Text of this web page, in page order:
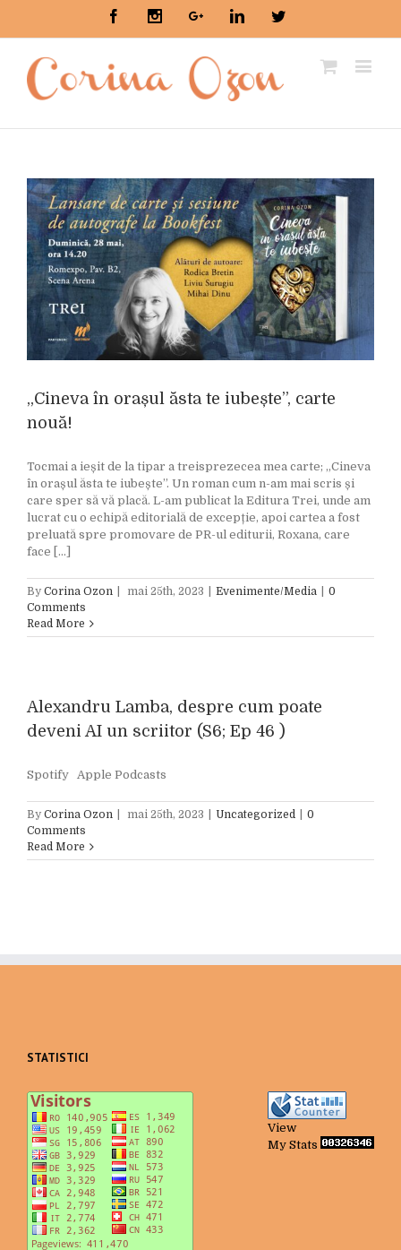
FacebookInstagramGoogle+LinkedinTwitter
„Cineva în orașul ăsta te iubește”, carte
nouă!
Tocmai a ieșit de la tipar a treisprezecea mea carte; „Cineva
în orașul ăsta te iubește”. Un roman cum n-am mai scris și
care sper să vă placă. L-am publicat la Editura Trei, unde am
lucrat cu o echipă editorială de excepție, apoi cartea a fost
preluată spre promovare de PR-ul editurii, Roxana, care
face [...]
By Corina Ozon mai 25th, 2023 Evenimente/Media
0
Comments
Read More
Alexandru Lamba, despre cum poate
deveni AI un scriitor (S6; Ep 46 )
Spotify Apple Podcasts
By Corina Ozon mai 25th, 2023 Uncategorized
0
Comments
Read More
STATISTICI
View
My Stats